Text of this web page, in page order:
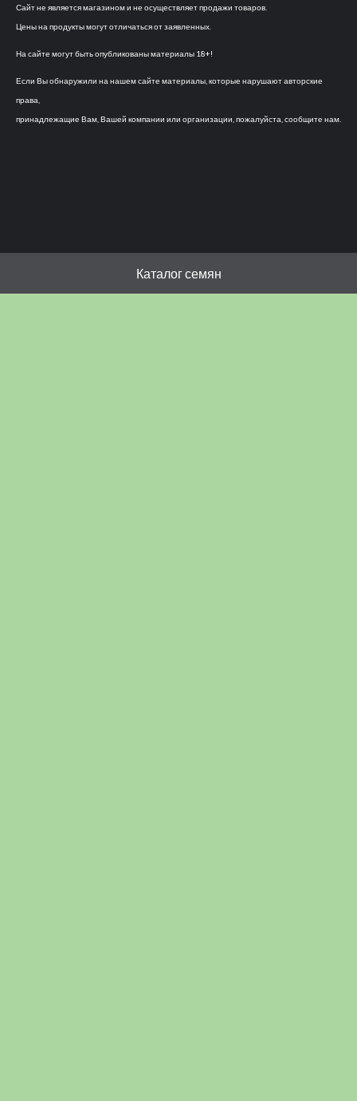
Сайт не является магазином и не осуществляет продажи товаров.
Цены на продукты могут отличаться от заявленных.
На сайте могут быть опубликованы материалы 18+!
Если Вы обнаружили на нашем сайте материалы, которые нарушают авторские
права,
принадлежащие Вам, Вашей компании или организации, пожалуйста, сообщите нам.
Каталог семян